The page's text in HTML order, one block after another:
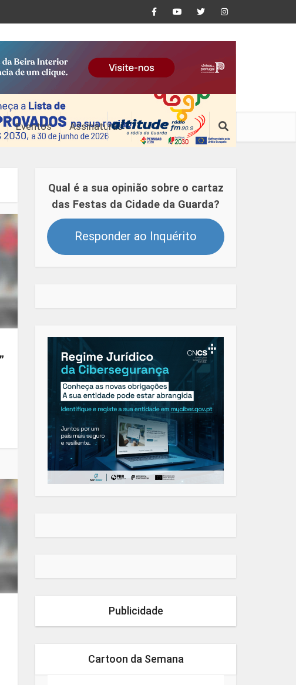
Eventos Assinaturas
Qual é a sua opinião sobre o cartaz
das Festas da Cidade da Guarda?
Responder ao Inquérito
Publicidade
Cartoon da Semana